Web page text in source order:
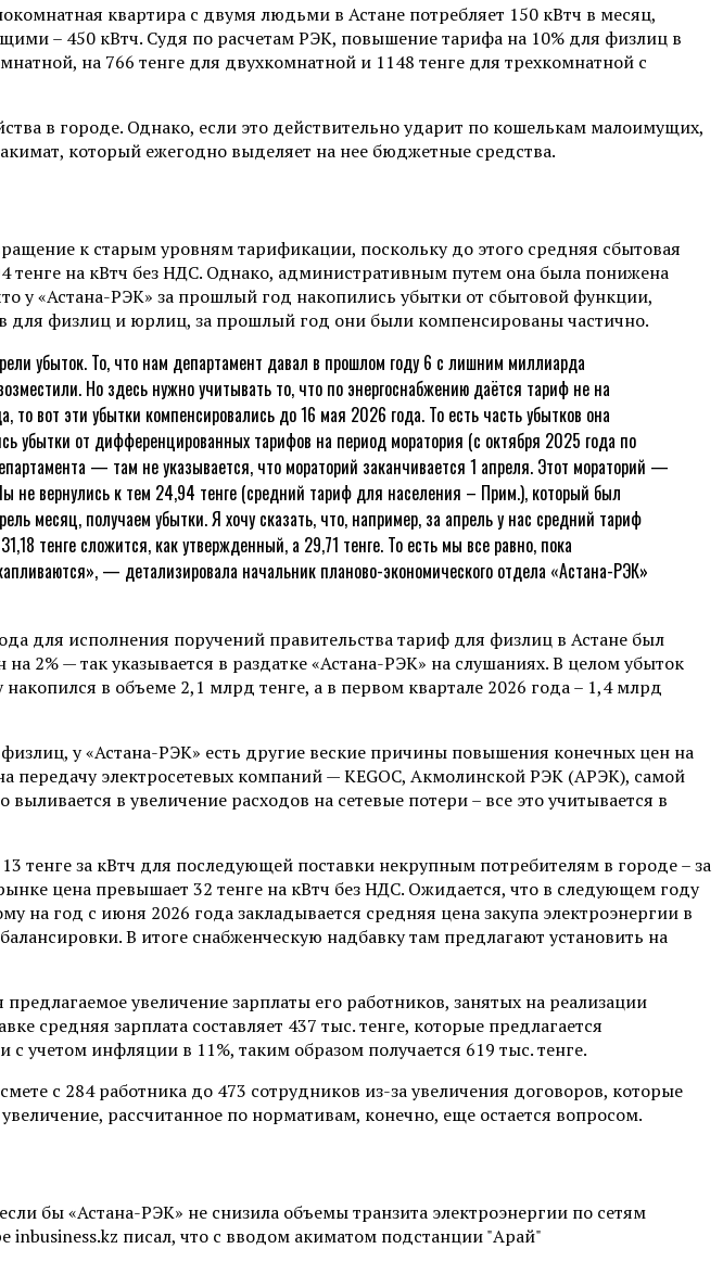
квартира с двумя людьми в Астане потребляет 150 кВтч в месяц,
– 450 кВтч. Судя по расчетам РЭК, повышение тарифа на 10% для физлиц в
на 766 тенге для двухкомнатной и 1148 тенге для трехкомнатной с
в городе. Однако, если это действительно ударит по кошелькам малоимущих,
который ежегодно выделяет на нее бюджетные средства.
к старым уровням тарификации, поскольку до этого средняя сбытовая
тенге на кВтч без НДС. Однако, административным путем она была понижена
у «Астана-РЭК» за прошлый год накопились убытки от сбытовой функции,
для физлиц и юрлиц, за прошлый год они были компенсированы частично.
убыток. То, что нам департамент давал в прошлом году 6 с лишним миллиарда
Но здесь нужно учитывать то, что по энергоснабжению даётся тариф не на
вот эти убытки компенсировались до 16 мая 2026 года. То есть часть убытков она
убытки от дифференцированных тарифов на период моратория (с октября 2025 года по
— там не указывается, что мораторий заканчивается 1 апреля. Этот мораторий —
не вернулись к тем 24,94 тенге (средний тариф для населения – Прим.), который был
месяц, получаем убытки. Я хочу сказать, что, например, за апрель у нас средний тариф
тенге сложится, как утвержденный, а 29,71 тенге. То есть мы все равно, пока
— детализировала начальник планово-экономического отдела «Астана-РЭК»
для исполнения поручений правительства тариф для физлиц в Астане был
2% — так указывается в раздатке «Астана-РЭК» на слушаниях. В целом убыток
в объеме 2,1 млрд тенге, а в первом квартале 2026 года – 1,4 млрд
у «Астана-РЭК» есть другие веские причины повышения конечных цен на
передачу электросетевых компаний — KEGOC, Акмолинской РЭК (АРЭК), самой
в увеличение расходов на сетевые потери – все это учитывается в
тенге за кВтч для последующей поставки некрупным потребителям в городе – за
цена превышает 32 тенге на кВтч без НДС. Ожидается, что в следующем году
на год с июня 2026 года закладывается средняя цена закупа электроэнергии в
В итоге снабженческую надбавку там предлагают установить на
увеличение зарплаты его работников, занятых на реализации
средняя зарплата составляет 437 тыс. тенге, которые предлагается
с учетом инфляции в 11%, таким образом получается 619 тыс. тенге.
с 284 работника до 473 сотрудников из-за увеличения договоров, которые
рассчитанное по нормативам, конечно, еще остается вопросом.
бы «Астана-РЭК» не снизила объемы транзита электроэнергии по сетям
писал, что с вводом акиматом подстанции "Арай"